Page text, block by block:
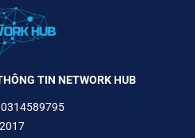
TIN NETWORK HUB